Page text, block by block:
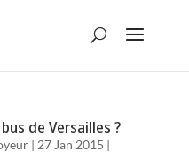
de Versailles ?
| 27 Jan 2015 |